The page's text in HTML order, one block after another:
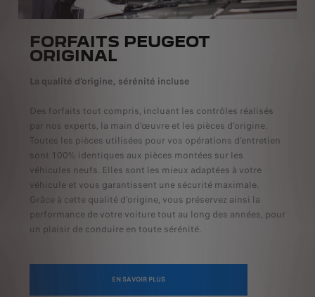
FORFAITS PEUGEOT
ORIGINAL
La qualité d’origine, sérénité incluse
Des forfaits tout compris, incluant les contrôles réalisés
par nos experts, la main d’œuvre et les pièces d’origine.
Toutes les pièces utilisées pour vos opérations d’entretien
sont 100% identiques aux pièces montées sur les
véhicules neufs. Elles sont les mieux adaptées à votre
véhicule et vous garantissent une sécurité maximale.
Grâce à cette qualité d’origine, vous préservez ainsi la
performance de votre voiture tout au long des années, pour
un plaisir de conduire en toute sérénité.
EN SAVOIR PLUS